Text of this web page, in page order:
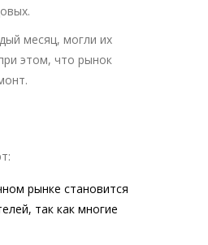
месяц, могли их
этом, что рынок
рынке становится
так как многие